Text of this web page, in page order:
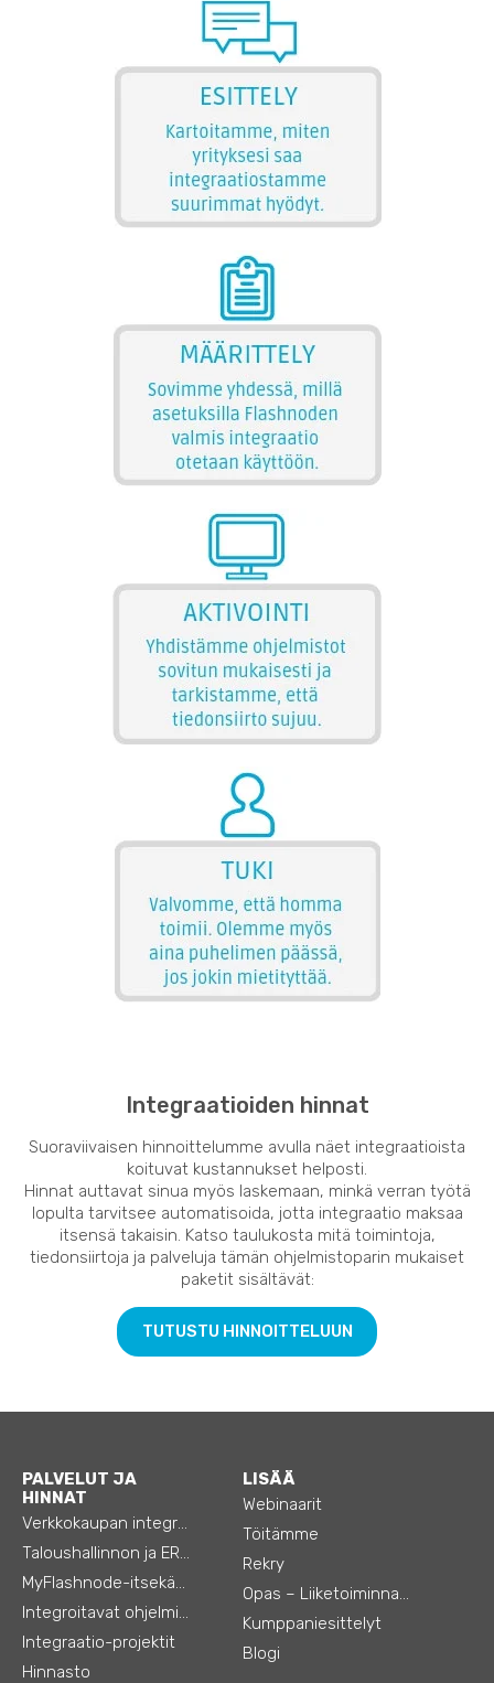
Integraatioiden hinnat
Suoraviivaisen hinnoittelumme avulla näet integraatioista
koituvat kustannukset helposti.
Hinnat auttavat sinua myös laskemaan, minkä verran työtä
lopulta tarvitsee automatisoida, jotta integraatio maksaa
itsensä takaisin. Katso taulukosta mitä toimintoja,
tiedonsiirtoja ja palveluja tämän ohjelmistoparin mukaiset
paketit sisältävät:
TUTUSTU HINNOITTELUUN
PALVELUT JA
HINNAT
Verkkokaupan integraatiot
Taloushallinnon ja ERP:n integraatiot
MyFlashnode-itsekäyttö-automaatio
Integroitavat ohjelmistot
Integraatio-projektit
Hinnasto
LISÄÄ
Webinaarit
Töitämme
Rekry
Opas – Liiketoiminnan tehostamiseen
Kumppaniesittelyt
Blogi